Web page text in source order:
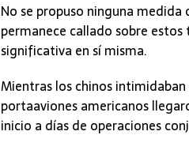
No se propuso ninguna
permanece callado sobre
significativa en sí misma.
Mientras los chinos
portaaviones americanos
inicio a días de operaciones